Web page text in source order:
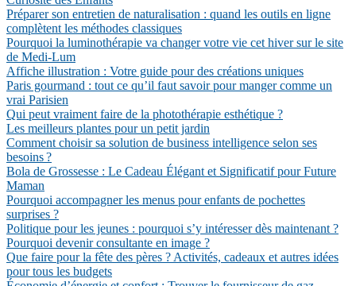
Préparer son entretien de naturalisation : quand les outils en ligne
complètent les méthodes classiques
Pourquoi la luminothérapie va changer votre vie cet hiver sur le site
de Medi-Lum
Affiche illustration : Votre guide pour des créations uniques
Paris gourmand : tout ce qu’il faut savoir pour manger comme un
vrai Parisien
Qui peut vraiment faire de la photothérapie esthétique ?
Les meilleurs plantes pour un petit jardin
Comment choisir sa solution de business intelligence selon ses
besoins ?
Bola de Grossesse : Le Cadeau Élégant et Significatif pour Future
Maman
Pourquoi accompagner les menus pour enfants de pochettes
surprises ?
Politique pour les jeunes : pourquoi s’y intéresser dès maintenant ?
Pourquoi devenir consultante en image ?
Que faire pour la fête des pères ? Activités, cadeaux et autres idées
pour tous les budgets